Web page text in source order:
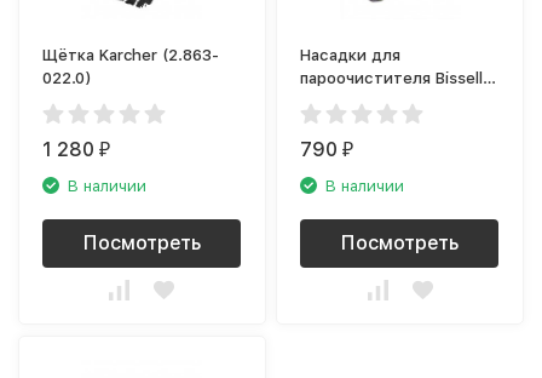
Щётка Karcher (2.863-
022.0)
1 280₽
В наличии
Посмотреть
Насадки для
пароочистителя Bissell
1001E
790₽
В наличии
Посмотреть